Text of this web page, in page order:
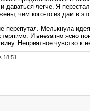
даваться легче. Я
чем кого-то из дам в
перепутал. Мелькнула
И внезапно ясно
Неприятное чувство к
18:51